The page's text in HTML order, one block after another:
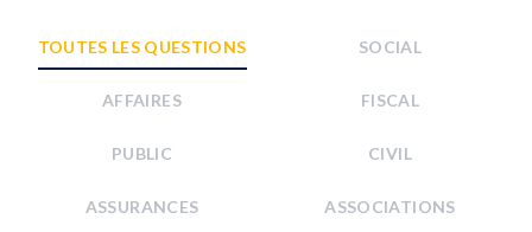
TOUTES LES QUESTIONS SOCIAL
AFFAIRES FISCAL
PUBLIC CIVIL
ASSURANCES ASSOCIATIONS